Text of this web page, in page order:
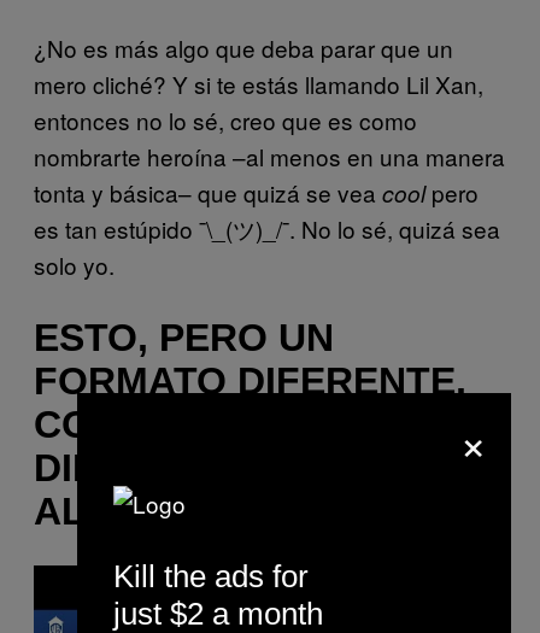
¿No es más algo que deba parar que un
mero cliché? Y si te estás llamando Lil Xan,
entonces no lo sé, creo que es como
nombrarte heroína –al menos en una manera
tonta y básica– que quizá se vea coolpero
es tan estúpido ¯\_(ツ)_/¯. No lo sé, quizá sea
solo yo.
ESTO, PERO UN
FORMATO DIFERENTE,
CON UNA CANCIÓN
DIFERENTE, POR
ALGUIEN DIFERENTE
a
×
Kill the ads for
just $2 a month